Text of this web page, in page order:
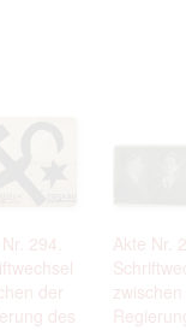
294.
der
des
Akte Nr.